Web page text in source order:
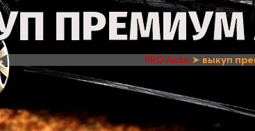
ПРЕМИУМ
PRO Auto ➤ выкуп